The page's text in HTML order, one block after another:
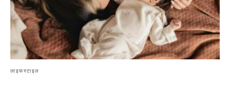
लाइफस्टाइल